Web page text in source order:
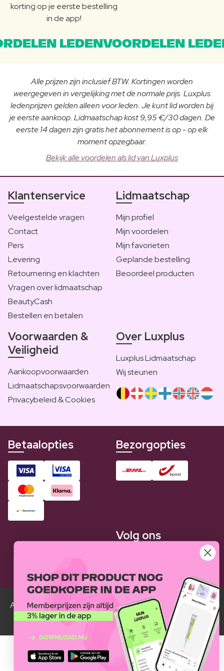
korting op je eerste bestelling
in de app!
LEDENVOORDELEN
Alle prijzen zijn inclusief BTW. Kortingen worden
weergegeven in vergelijking met de normale prijs. Luxplus
ledenprijzen gelden alleen voor leden. Je kunt lid worden bij
je eerste aankoop. Lidmaatschap kost 9,95 €/30 dagen. De
eerste 14 dagen zijn gratis het abonnement is op - op elk
moment opzegbaar.
Bekijk alle voordelen als lid van Luxplus
Klantenservice
Veelgestelde vragen
Contact
Pers
Levering
Retournering en klachten
Vragen over lidmaatschap
BeautyCash
Bestellen en betalen
Lidmaatschap
Mijn profiel
Mijn voordelen
Mijn favorieten
Geplande bestelling
Beoordeel producten
Voorwaarden &
Veiligheid
Aankoopvoorwaarden
Lidmaatschapsvoorwaarden
Privacybeleid & Cookies
Over Luxplus
Luxplus Lidmaatschap
Wij steunen
Betaalopties Bezorgopties
Volg ons
Alle Luxplus ledenprijzen zijn weergegeven in vergelijking
met de normale prijzen.